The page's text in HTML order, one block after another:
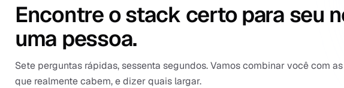
Encontre o stack certo para seu
uma pessoa.
Sete perguntas rápidas, sessenta segundos. Vamos combinar você com
que realmente cabem, e dizer quais largar.